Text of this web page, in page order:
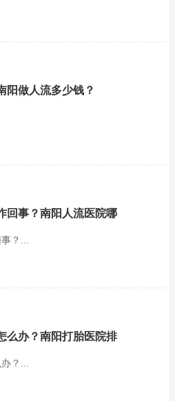
阳做人流多少钱？
回事？南阳人流医院哪
？...
么办？南阳打胎医院排
？...